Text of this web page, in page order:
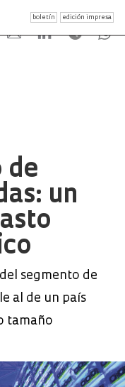
boletín edición impresa
de
un
segmento de
al de un país
tamaño